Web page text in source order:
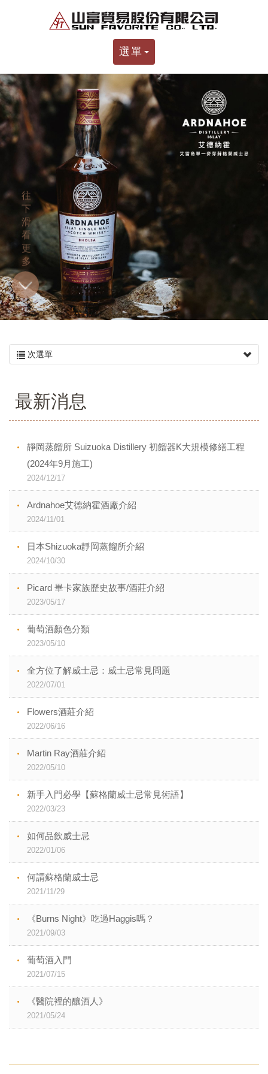
選單
往
下
滑
看
更
多
次選單
最新消息
靜岡蒸餾所 Suizuoka Distillery 初餾器K大規模修繕工程
(2024年9月施工)
2024/12/17
Ardnahoe艾德納霍酒廠介紹
2024/11/01
日本Shizuoka靜岡蒸餾所介紹
2024/10/30
Picard 畢卡家族歷史故事/酒莊介紹
2023/05/17
葡萄酒顏色分類
2023/05/10
全方位了解威士忌：威士忌常見問題
2022/07/01
Flowers酒莊介紹
2022/06/16
Martin Ray酒莊介紹
2022/05/10
新手入門必學【蘇格蘭威士忌常見術語】
2022/03/23
如何品飲威士忌
2022/01/06
何謂蘇格蘭威士忌
2021/11/29
《Burns Night》吃過Haggis嗎？
2021/09/03
葡萄酒入門
2021/07/15
《醫院裡的釀酒人》
2021/05/24